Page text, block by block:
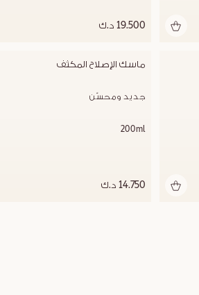
19.500 د.ك
ماسك الإصلاح المكثف
جديد ومحسّن
200ml
14.750 د.ك